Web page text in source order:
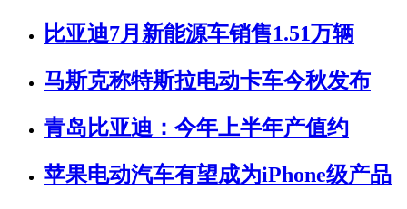
比亚迪7月新能源车销售1.51万辆
马斯克称特斯拉电动卡车今秋发布
青岛比亚迪：今年上半年产值约
苹果电动汽车有望成为iPhone级产品